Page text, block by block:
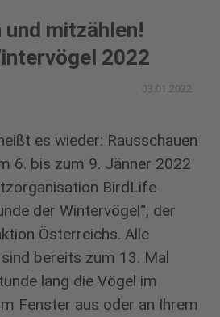
und mitzählen!
2022
03.01.2022
es wieder: Rausschauen
6. bis zum 9. Jänner 2022
BirdLife
der Wintervögel“, der
Österreichs. Alle
bereits zum 13. Mal
lang die Vögel im
Fenster aus oder an Ihrem